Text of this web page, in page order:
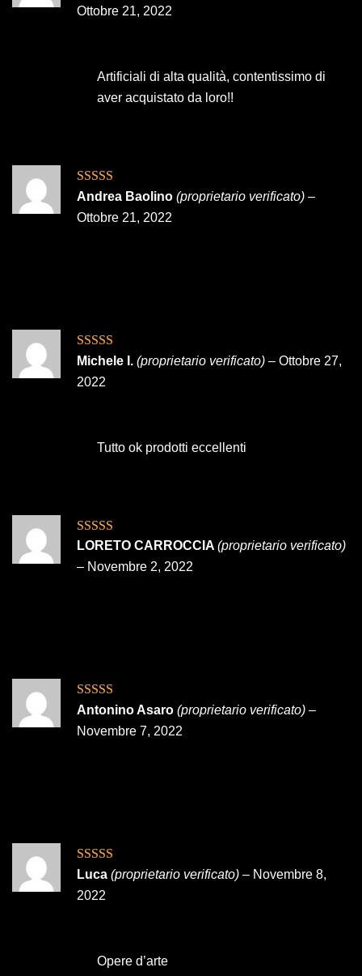
5
Ottobre 21, 2022
Artificiali di alta qualità, contentissimo di
aver acquistato da loro!!
Valutato 5su
5
Andrea Baolino (proprietario verificato) –
Ottobre 21, 2022
Valutato5su
5
Michele I. (proprietario verificato) – Ottobre 27,
2022
Tutto ok prodotti eccellenti
Valutato5su
5
LORETO CARROCCIA (proprietario verificato)
– Novembre 2, 2022
Valutato5su
5
Antonino Asaro (proprietario verificato) –
Novembre 7, 2022
Valutato5su
5
Luca (proprietario verificato) – Novembre 8,
2022
Opere d’arte